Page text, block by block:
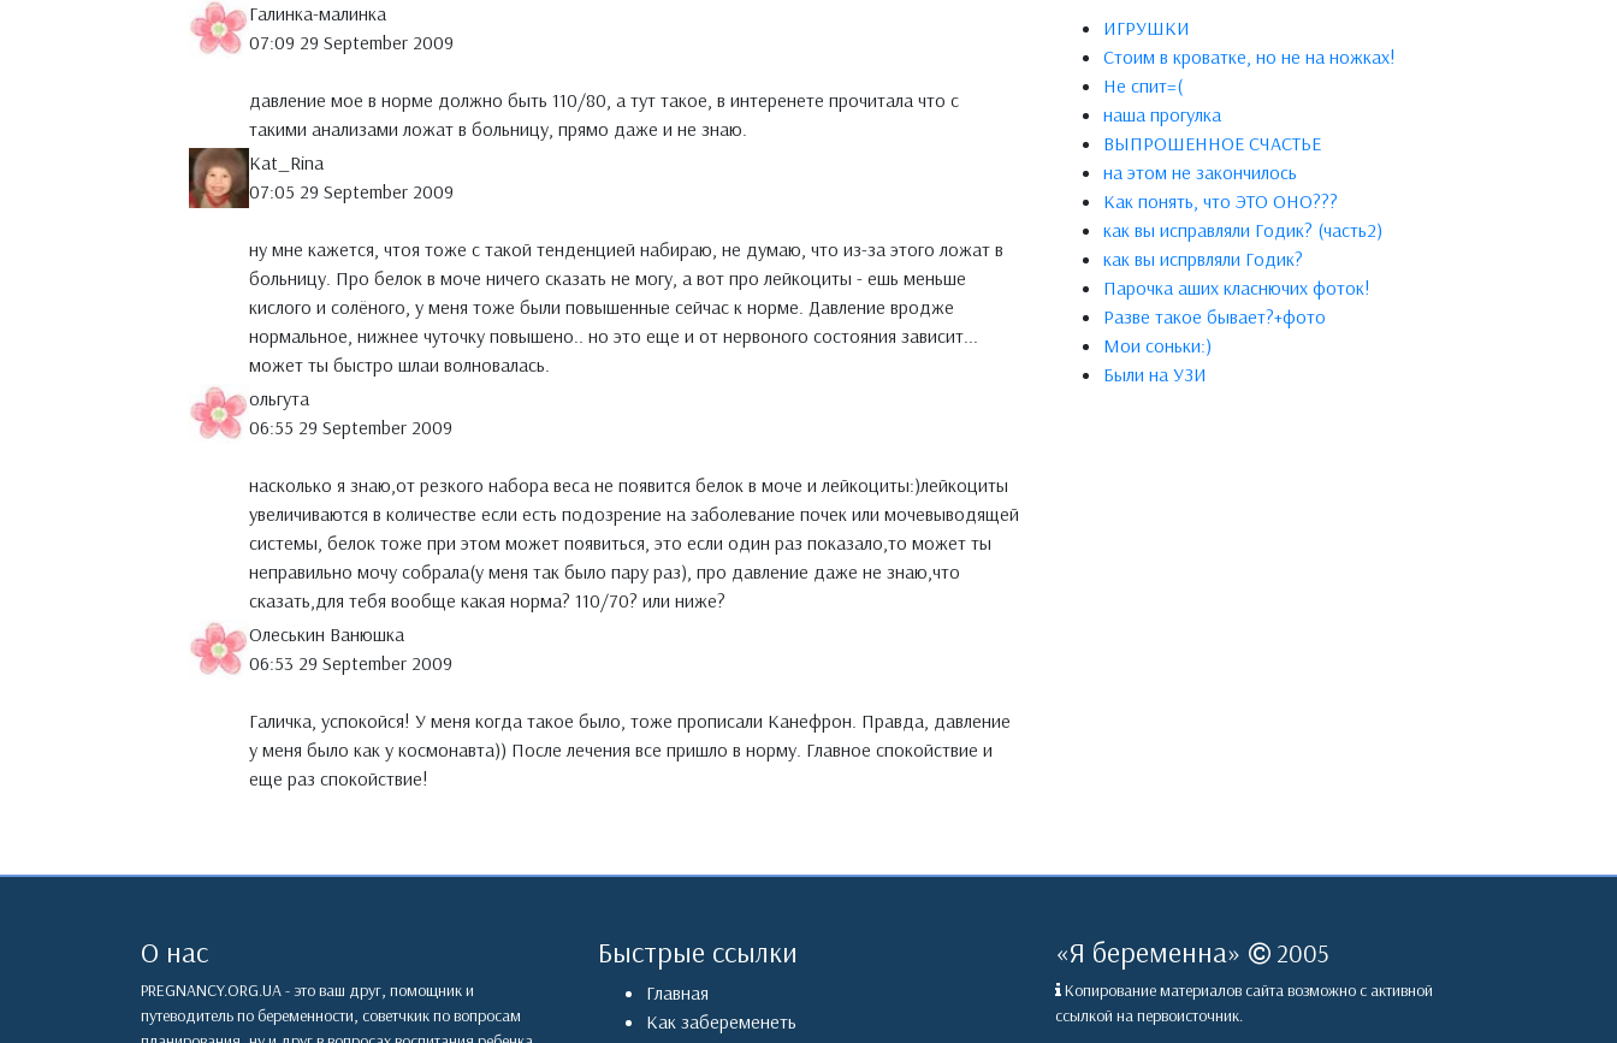
Галинка-малинка
07:09 29 September 2009
давление мое в норме должно быть 110/80, а тут такое, в интеренете прочитала что с
такими анализами ложат в больницу, прямо даже и не знаю.
Kat_Rina
07:05 29 September 2009
ну мне кажется, чтоя тоже с такой тенденцией набираю, не думаю, что из-за этого ложат в
больницу. Про белок в моче ничего сказать не могу, а вот про лейкоциты - ешь меньше
кислого и солёного, у меня тоже были повышенные сейчас к норме. Давление вродже
нормальное, нижнее чуточку повышено.. но это еще и от нервоного состояния зависит...
может ты быстро шлаи волновалась.
ольгута
06:55 29 September 2009
насколько я знаю,от резкого набора веса не появится белок в моче и лейкоциты:)лейкоциты
увеличиваются в количестве если есть подозрение на заболевание почек или мочевыводящей
системы, белок тоже при этом может появиться, это если один раз показало,то может ты
неправильно мочу собрала(у меня так было пару раз), про давление даже не знаю,что
сказать,для тебя вообще какая норма? 110/70? или ниже?
Олеськин Ванюшка
06:53 29 September 2009
Галичка, успокойся! У меня когда такое было, тоже прописали Канефрон. Правда, давление
у меня было как у космонавта)) После лечения все пришло в норму. Главное спокойствие и
еще раз спокойствие!
ИГРУШКИ
Стоим в кроватке, но не на ножках!
Не спит=(
наша прогулка
ВЫПРОШЕННОЕ СЧАСТЬЕ
на этом не закончилось
Как понять, что ЭТО ОНО???
как вы исправляли Годик? (часть2)
как вы испрвляли Годик?
Парочка аших класнючих фоток!
Разве такое бывает?+фото
Мои соньки:)
Были на УЗИ
О нас
PREGNANCY.ORG.UA - это ваш друг, помощник и
путеводитель по беременности, советчкик по вопросам
Быстрые ссылки
Главная
Как забеременеть
«Я беременна» 2005
Копирование материалов сайта возможно с активной
ссылкой на первоисточник.